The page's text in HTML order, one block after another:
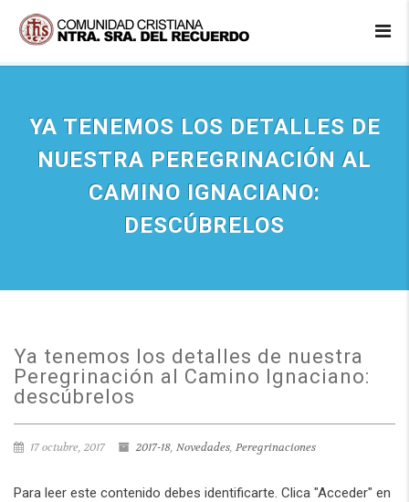
YA TENEMOS LOS DETALLES DE
NUESTRA PEREGRINACIÓN AL
CAMINO IGNACIANO:
DESCÚBRELOS
Ya tenemos los detalles de nuestra
Peregrinación al Camino Ignaciano:
descúbrelos
17 octubre, 2017 2017-18, Novedades, Peregrinaciones
Para leer este contenido debes identificarte. Clica "Acceder" en